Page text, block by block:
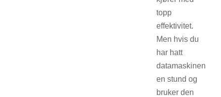
topp
effektivitet.
Men hvis du
har hatt
datamaskinen
en stund og
bruker den